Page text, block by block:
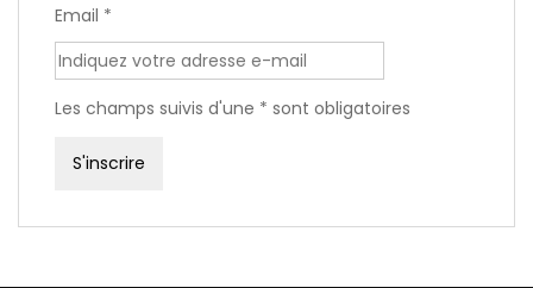
Email *
Les champs suivis d'une * sont obligatoires